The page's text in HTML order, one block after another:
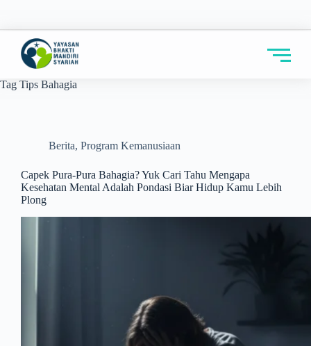
Tag Tips Bahagia
Berita, Program Kemanusiaan
Capek Pura-Pura Bahagia? Yuk Cari Tahu Mengapa
Kesehatan Mental Adalah Pondasi Biar Hidup Kamu Lebih
Plong